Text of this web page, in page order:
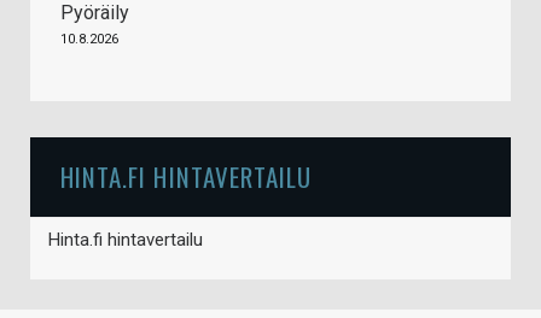
Pyöräily
10.8.2026
HINTA.FI HINTAVERTAILU
Hinta.fi hintavertailu